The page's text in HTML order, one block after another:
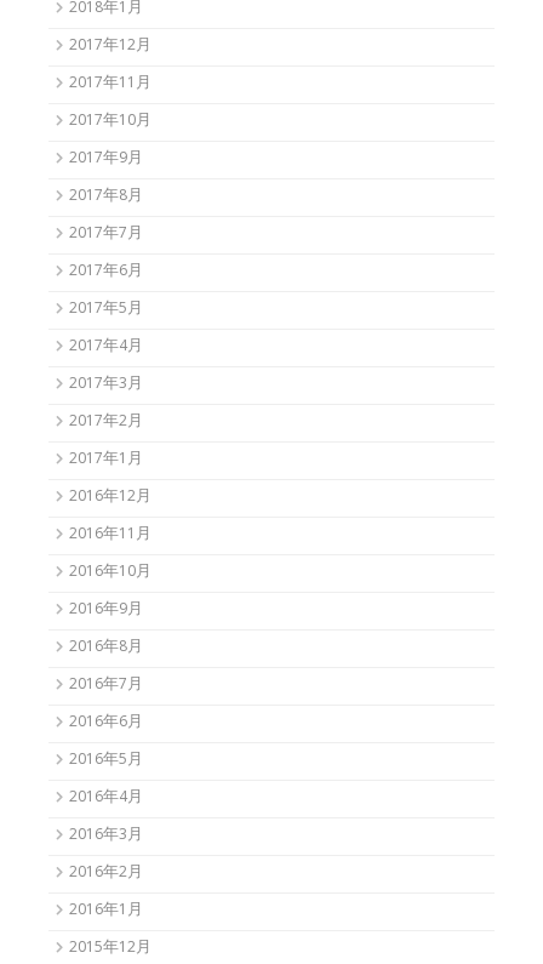
2018年1月
2017年12月
2017年11月
2017年10月
2017年9月
2017年8月
2017年7月
2017年6月
2017年5月
2017年4月
2017年3月
2017年2月
2017年1月
2016年12月
2016年11月
2016年10月
2016年9月
2016年8月
2016年7月
2016年6月
2016年5月
2016年4月
2016年3月
2016年2月
2016年1月
2015年12月